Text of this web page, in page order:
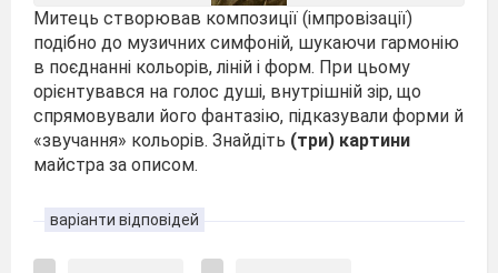
Митець створював композиції (імпровізації)
подібно до музичних симфоній, шукаючи гармонію
в поєднанні кольорів, ліній і форм. При цьому
орієнтувався на голос душі, внутрішній зір, що
спрямовували його фантазію, підказували форми й
«звучання» кольорів. Знайдіть (три) картини
майстра за описом.
варіанти відповідей